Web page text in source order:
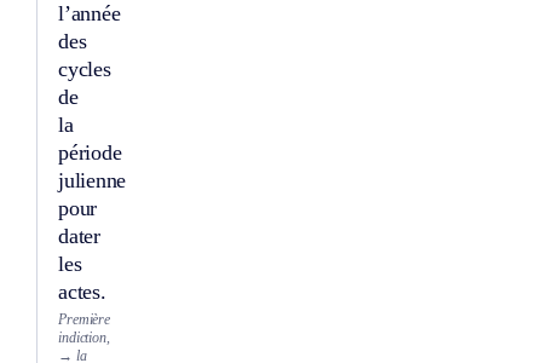
l’année
des
cycles
de
la
période
julienne
pour
dater
les
actes.
Première
indiction,
→ la